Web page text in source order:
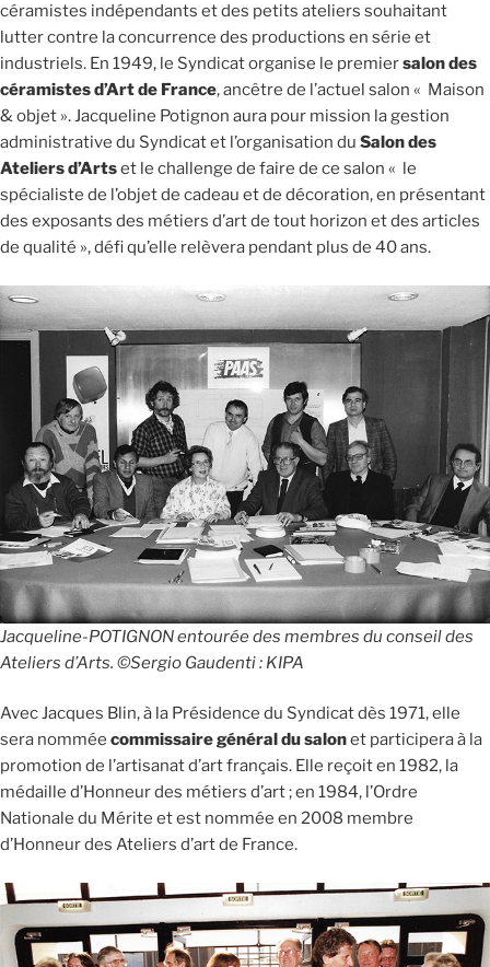
céramistes indépendants et des petits ateliers souhaitant
lutter contre la concurrence des productions en série et
industriels. En 1949, le Syndicat organise le premiersalon des
céramistes d’Art de France, ancêtre de l’actuel salon « Maison
& objet ». Jacqueline Potignon aura pour mission la gestion
administrative du Syndicat et l’organisation du Salon des
Ateliers d’Artset le challenge de faire de ce salon « le
spécialiste de l’objet de cadeau et de décoration, en présentant
des exposants des métiers d’art de tout horizon et des articles
de qualité », défi qu’elle relèvera pendant plus de 40 ans.
Jacqueline-POTIGNON entourée des membres du conseil des
Ateliers d’Arts. ©Sergio Gaudenti : KIPA
Avec Jacques Blin, à la Présidence du Syndicat dès 1971, elle
sera nommée commissaire général du salonet participera à la
promotion de l’artisanat d’art français. Elle reçoit en 1982, la
médaille d’Honneur des métiers d’art ; en 1984, l’Ordre
Nationale du Mérite et est nommée en 2008 membre
d’Honneur des Ateliers d’art de France.